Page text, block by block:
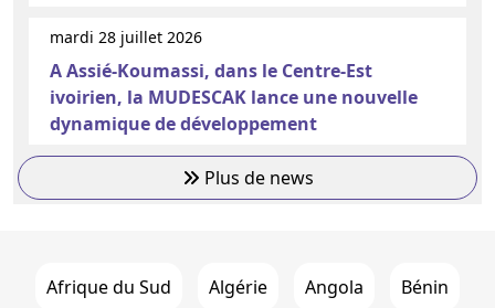
mardi 28 juillet 2026
A Assié-Koumassi, dans le Centre-Est
ivoirien, la MUDESCAK lance une nouvelle
dynamique de développement
Plus de news
Afrique du Sud Algérie Angola Bénin